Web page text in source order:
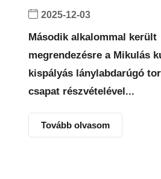
2025-12-03
Második alkalommal került
megrendezésre a Mikulás
kispályás lánylabdarúgó
csapat részvételével...
Tovább olvasom